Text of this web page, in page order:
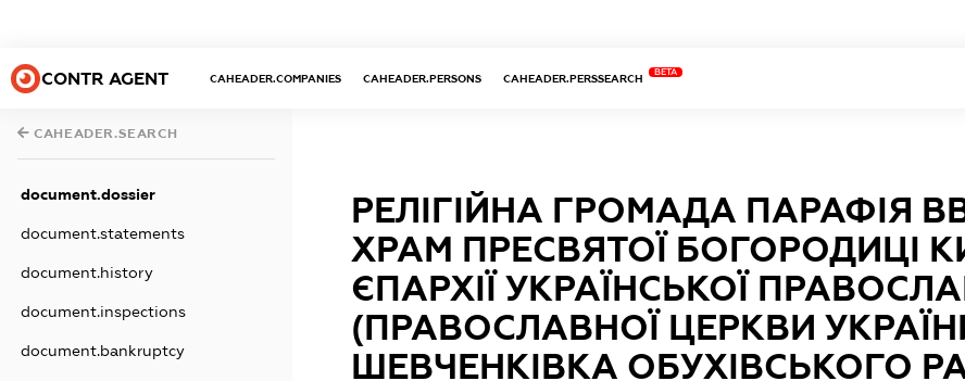
CONTR AGENT CAHEADER.COMPANIES CAHEADER.PERSONS CAHEADER.PERSSEARCH
BETA
CAHEADER.SEARCH
document.dossier
document.statements
document.history
document.inspections
document.bankruptcy
РЕЛІГІЙНА ГРОМАДА ПАРАФІЯ
ХРАМ ПРЕСВЯТОЇ БОГОРОДИЦІ
ЄПАРХІЇ УКРАЇНСЬКОЇ
(ПРАВОСЛАВНОЇ ЦЕРКВИ
ШЕВЧЕНКІВКА ОБУХІВСЬКОГО